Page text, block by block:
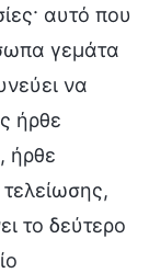
αυτό που
γεμάτα
να
ήρθε
ήρθε
το δεύτερο